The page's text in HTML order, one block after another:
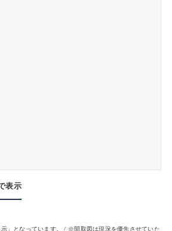
表示
」となっています。 / ※間取図は現況を優先させていた